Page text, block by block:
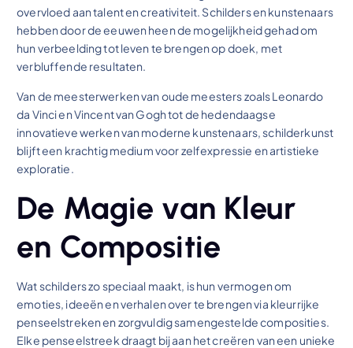
overvloed aan talent en creativiteit. Schilders en kunstenaars
hebben door de eeuwen heen de mogelijkheid gehad om
hun verbeelding tot leven te brengen op doek, met
verbluffende resultaten.
Van de meesterwerken van oude meesters zoals Leonardo
da Vinci en Vincent van Gogh tot de hedendaagse
innovatieve werken van moderne kunstenaars, schilderkunst
blijft een krachtig medium voor zelfexpressie en artistieke
exploratie.
De Magie van Kleur
en Compositie
Wat schilders zo speciaal maakt, is hun vermogen om
emoties, ideeën en verhalen over te brengen via kleurrijke
penseelstreken en zorgvuldig samengestelde composities.
Elke penseelstreek draagt bij aan het creëren van een unieke